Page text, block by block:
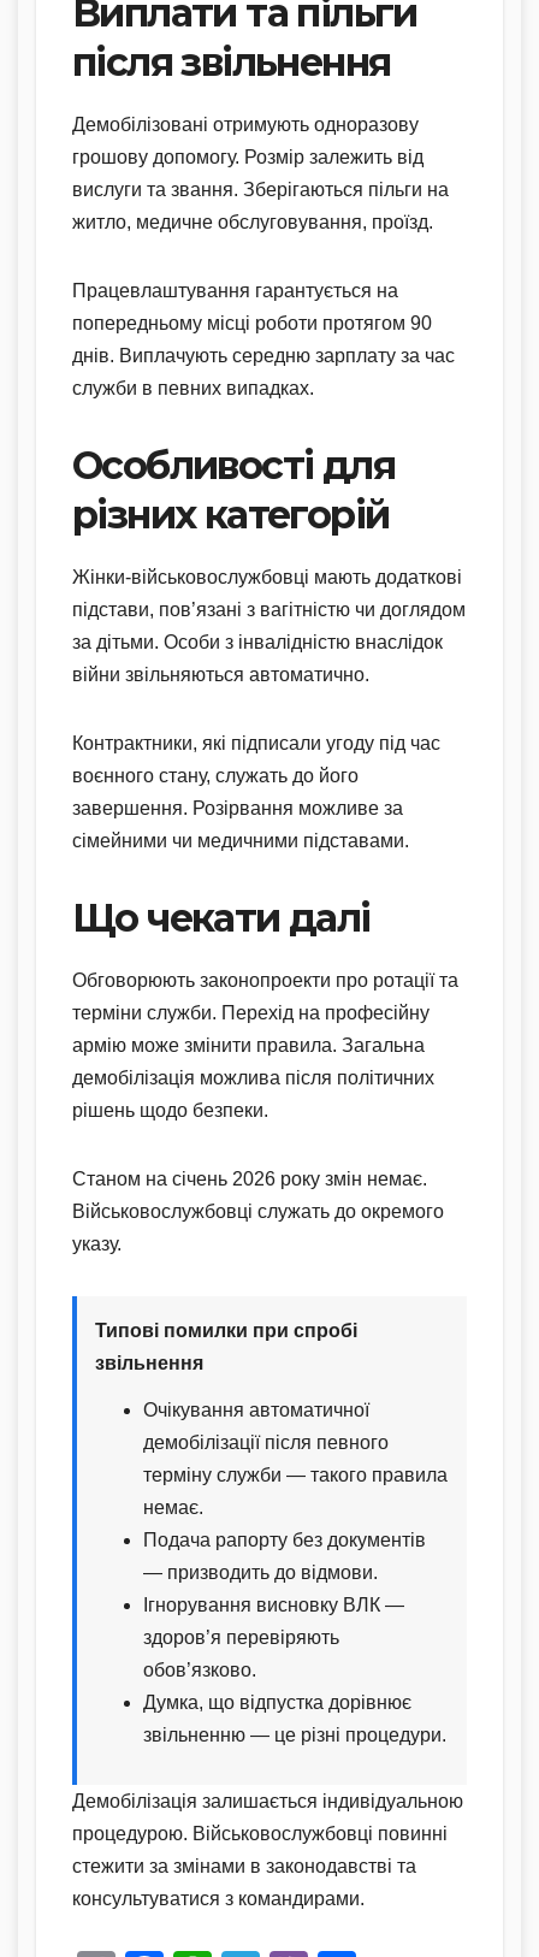
Виплати та пільги
після звільнення
Демобілізовані отримують одноразову
грошову допомогу. Розмір залежить від
вислуги та звання. Зберігаються пільги на
житло, медичне обслуговування, проїзд.
Працевлаштування гарантується на
попередньому місці роботи протягом 90
днів. Виплачують середню зарплату за час
служби в певних випадках.
Особливості для
різних категорій
Жінки-військовослужбовці мають додаткові
підстави, пов’язані з вагітністю чи доглядом
за дітьми. Особи з інвалідністю внаслідок
війни звільняються автоматично.
Контрактники, які підписали угоду під час
воєнного стану, служать до його
завершення. Розірвання можливе за
сімейними чи медичними підставами.
Що чекати далі
Обговорюють законопроекти про ротації та
терміни служби. Перехід на професійну
армію може змінити правила. Загальна
демобілізація можлива після політичних
рішень щодо безпеки.
Станом на січень 2026 року змін немає.
Військовослужбовці служать до окремого
указу.
Типові помилки при спробі
звільнення
Очікування автоматичної
демобілізації після певного
терміну служби — такого правила
немає.
Подача рапорту без документів
— призводить до відмови.
Ігнорування висновку ВЛК —
здоров’я перевіряють
обов’язково.
Думка, що відпустка дорівнює
звільненню — це різні процедури.
Демобілізація залишається індивідуальною
процедурою. Військовослужбовці повинні
стежити за змінами в законодавстві та
консультуватися з командирами.